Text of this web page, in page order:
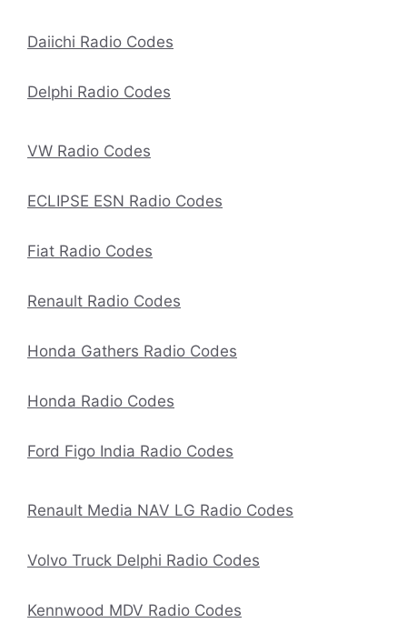
Daiichi Radio Codes
Delphi Radio Codes
VW Radio Codes
ECLIPSE ESN Radio Codes
Fiat Radio Codes
Renault Radio Codes
Honda Gathers Radio Codes
Honda Radio Codes
Ford Figo India Radio Codes
Renault Media NAV LG Radio Codes
Volvo Truck Delphi Radio Codes
Kennwood MDV Radio Codes